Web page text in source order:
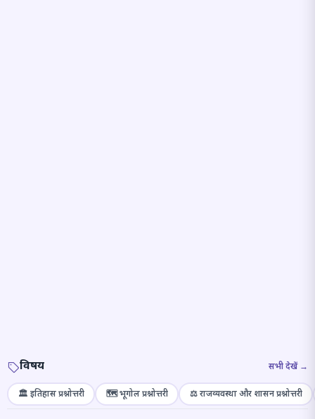
विषय सभी देखें →
🏛️ इतिहास प्रश्नोत्तरी 🗺️ भूगोल प्रश्नोत्तरी ⚖️ राजव्यवस्था और शासन प्रश्नोत्तरी